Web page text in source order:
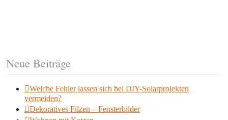
Neue Beiträge
Welche Fehler lassen sich bei DIY-Solarprojekten
vermeiden?
Dekoratives Filzen – Fensterbilder